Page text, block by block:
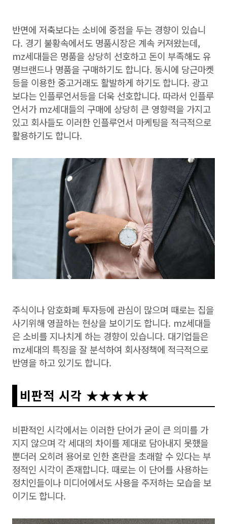
반면에 저축보다는 소비에 중점을 두는 경향이 있습니
다. 경기 불황속에서도 명품시장은 계속 커져왔는데,
mz세대들은 명품을 상당히 선호하고 돈이 부족해도 유
명브랜드나 명품을 구매하기도 합니다. 동시에 당근마켓
등을 이용한 중고거래도 활발하게 하기도 합니다. 광고
보다는 인플루언서등을 더욱 선호합니다. 따라서 인플루
언서가 mz세대들의 구매에 상당히 큰 영향력을 가지고
있고 회사들도 이러한 인플루언서 마케팅을 적극적으로
활용하기도 합니다.
주식이나 암호화폐 투자등에 관심이 많으며 때로는 집을
사기위해 영끌하는 현상을 보이기도 합니다. mz세대들
은 소비를 지나치게 하는 경향이 있습니다. 대기업들은
mz세대의 특징을 잘 분석하여 회사정책에 적극적으로
반영을 하고 있기도 합니다.
비판적 시각 ★★★★★
비판적인 시각에서는 이러한 단어가 굳이 큰 의미를 가
지지 않으며 각 세대의 차이를 제대로 담아내지 못했을
뿐더러 오히려 용어로 인한 혼란을 초래할 수 있다는 부
정적인 시각이 존재합니다. 때로는 이 단어를 사용하는
정치인들이나 미디어에서도 사용을 주저하는 모습을 보
이기도 합니다.